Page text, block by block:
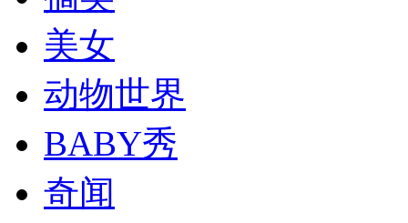
纽约上演“枕头大战”
司机酒驾遇交警 急速倒车逃窜
美女
动物世界
BABY秀
奇闻